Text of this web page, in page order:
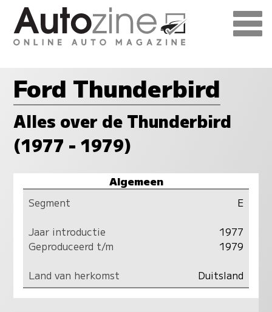
Ford Thunderbird
Alles over de Thunderbird
(1977 - 1979)
Algemeen
Segment
E
Jaar introductie
1977
Geproduceerd t/m
1979
Land van herkomst
Duitsland